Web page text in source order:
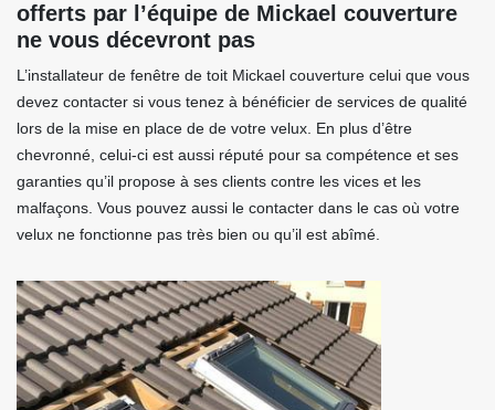
offerts par l’équipe de Mickael couverture
ne vous décevront pas
L’installateur de fenêtre de toit Mickael couverture celui que vous
devez contacter si vous tenez à bénéficier de services de qualité
lors de la mise en place de de votre velux. En plus d’être
chevronné, celui-ci est aussi réputé pour sa compétence et ses
garanties qu’il propose à ses clients contre les vices et les
malfaçons. Vous pouvez aussi le contacter dans le cas où votre
velux ne fonctionne pas très bien ou qu’il est abîmé.